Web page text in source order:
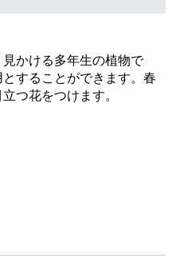
かける多年生の植物で
することができます。春
つ花をつけます。